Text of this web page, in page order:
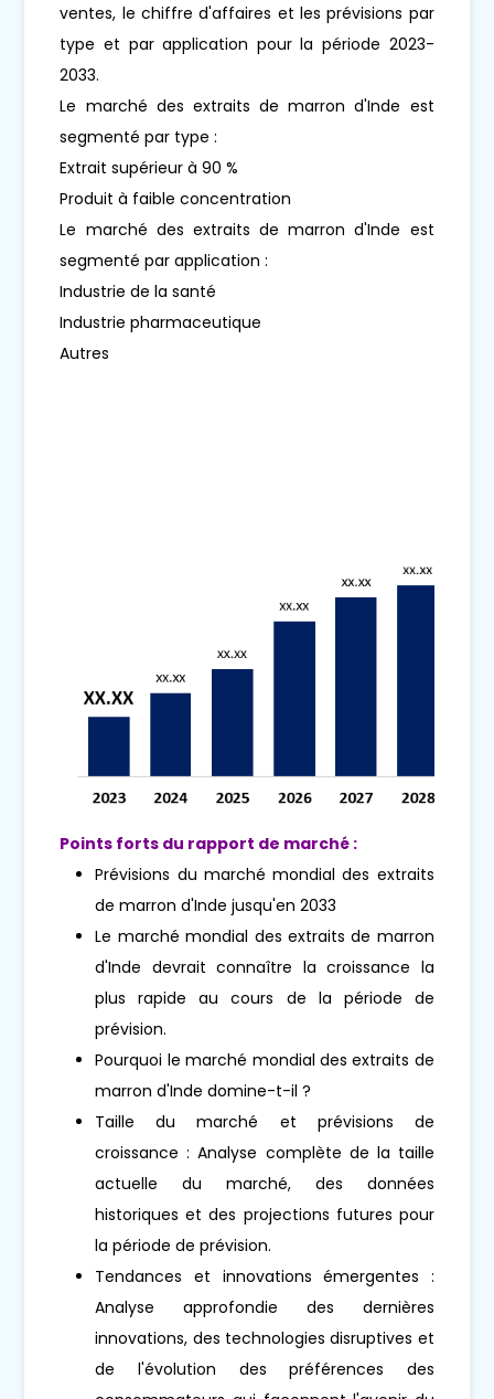
ventes, le chiffre d'affaires et les prévisions par
type et par application pour la période 2023-
2033.
Le marché des extraits de marron d'Inde est
segmenté par type :
Extrait supérieur à 90 %
Produit à faible concentration
Le marché des extraits de marron d'Inde est
segmenté par application :
Industrie de la santé
Industrie pharmaceutique
Autres
Points forts du rapport de marché :
Prévisions du marché mondial des extraits
de marron d'Inde jusqu'en 2033
Le marché mondial des extraits de marron
d'Inde devrait connaître la croissance la
plus rapide au cours de la période de
prévision.
Pourquoi le marché mondial des extraits de
marron d'Inde domine-t-il ?
Taille du marché et prévisions de
croissance : Analyse complète de la taille
actuelle du marché, des données
historiques et des projections futures pour
la période de prévision.
Tendances et innovations émergentes :
Analyse approfondie des dernières
innovations, des technologies disruptives et
de l'évolution des préférences des